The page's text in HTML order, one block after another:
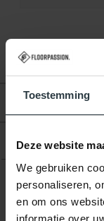
Toestemming
Deze website
We gebruiken
personaliseren,
en om ons
informatie over
Product